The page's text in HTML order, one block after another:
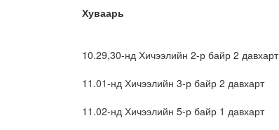
Хуваарь
10.29,30-нд Хичээлийн 2-р байр 2 давхарт
11.01-нд Хичээлийн 3-р байр 2 давхарт
11.02-нд Хичээлийн 5-р байр 1 давхарт